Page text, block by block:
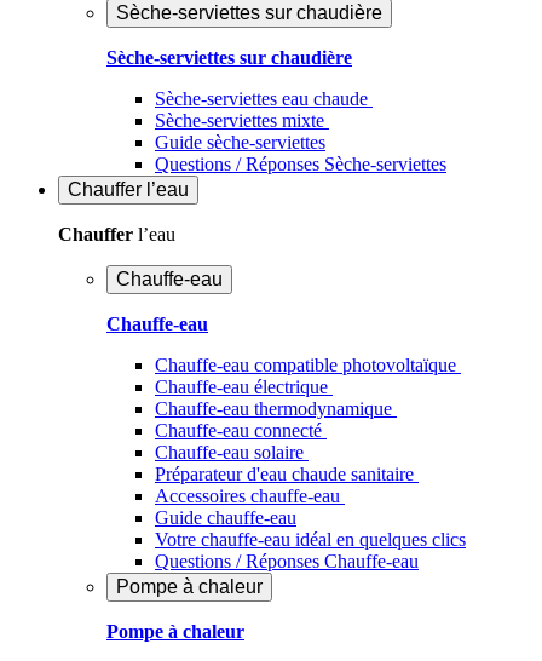
Sèche-serviettes sur chaudière
Sèche-serviettes sur chaudière
Sèche-serviettes eau chaude
Sèche-serviettes mixte
Guide sèche-serviettes
Questions / Réponses Sèche-serviettes
Chauffer l’eau
Chauffer l’eau
Chauffe-eau
Chauffe-eau
Chauffe-eau compatible photovoltaïque
Chauffe-eau électrique
Chauffe-eau thermodynamique
Chauffe-eau connecté
Chauffe-eau solaire
Préparateur d'eau chaude sanitaire
Accessoires chauffe-eau
Guide chauffe-eau
Votre chauffe-eau idéal en quelques clics
Questions / Réponses Chauffe-eau
Pompe à chaleur
Pompe à chaleur